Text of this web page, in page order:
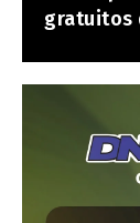
gratuitos